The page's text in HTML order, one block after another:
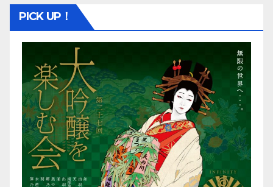
PICK UP！